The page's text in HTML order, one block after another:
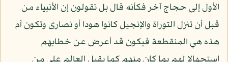
الأول إلى حجاج آخر فكأنه قال بل تقولون إن الأنبياء من
قبل أن تنزل التوراة والإنجيل كانوا هودا أو نصارى وتكون أم
هذه هي المنقطعة فيكون قد أعرض عن خطابهم